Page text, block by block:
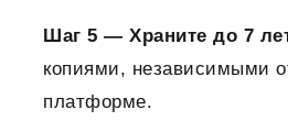
Шаг 5 — Храните до 7
копиями, независимыми
платформе.